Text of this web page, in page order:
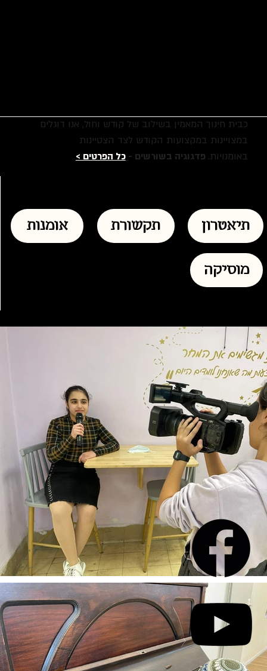
תיאטרון תקשורת אומנות
מוסיקה
כבית חינוך המאמין בשילוב של קודש וחול, אנו דוגלים
במצויינות במקצועות הקודש לצד הצטיינות
באומנויות. פדגוגיה בשורשים - כל הפרטים >